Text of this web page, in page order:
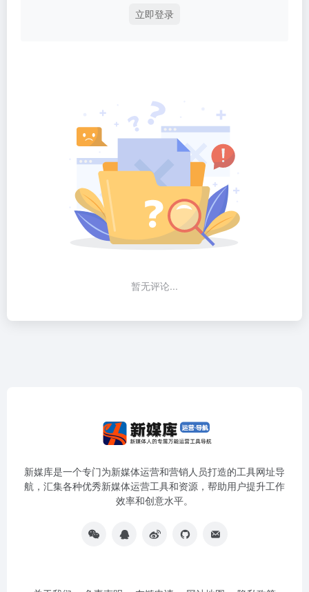
立即登录
暂无评论...
新媒库是一个专门为新媒体运营和营销人员打造的工具网址导
航，汇集各种优秀新媒体运营工具和资源，帮助用户提升工作
效率和创意水平。